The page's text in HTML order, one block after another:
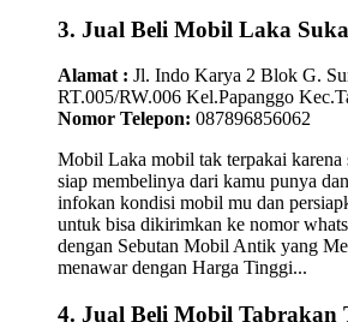
3. Jual Beli Mobil Laka
Alamat : Jl. Indo Karya 2 Blok G.
RT.005/RW.006 Kel.Papanggo
Nomor Telepon: 087896856062
Mobil Laka mobil tak terpakai karena
siap membelinya dari kamu punya
infokan kondisi mobil mu dan
untuk bisa dikirimkan ke nomor
dengan Sebutan Mobil Antik yang
menawar dengan Harga Tinggi...
4. Jual Beli Mobil Tabrakan